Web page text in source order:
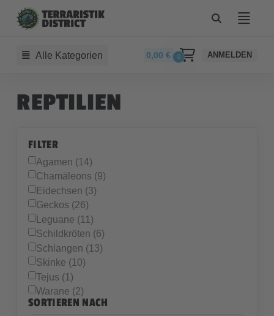
Alle Kategorien 0,00€ 0 ANMELDEN
REPTILIEN
FILTER
Agamen (14)
Chamäleons (9)
Eidechsen (3)
Geckos (26)
Leguane (11)
Schildkröten (6)
Schlangen (13)
Skinke (10)
Tejus (1)
Warane (2)
SORTIEREN NACH